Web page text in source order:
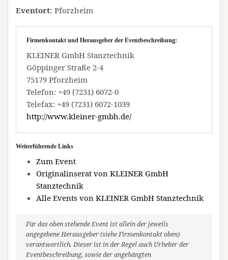
Eventort: Pforzheim
Firmenkontakt und Herausgeber der Eventbeschreibung:
KLEINER GmbH Stanztechnik
Göppinger Straße 2-4
75179 Pforzheim
Telefon: +49 (7231) 6072-0
Telefax: +49 (7231) 6072-1039
http://www.kleiner-gmbh.de/
Weiterführende Links
Zum Event
Originalinserat von KLEINER GmbH
Stanztechnik
Alle Events von KLEINER GmbH Stanztechnik
Für das oben stehende Event ist allein der jeweils
angegebene Herausgeber (siehe Firmenkontakt oben)
verantwortlich. Dieser ist in der Regel auch Urheber der
Eventbeschreibung, sowie der angehängten